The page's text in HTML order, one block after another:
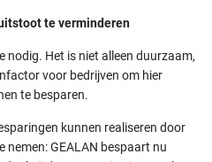
te verminderen
nodig. Het is niet alleen duurzaam,
voor bedrijven om hier
te besparen.
kunnen realiseren door
GEALAN bespaart nu